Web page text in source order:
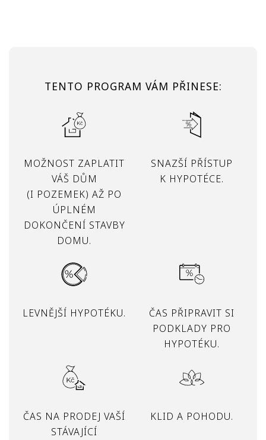
TENTO PROGRAM VÁM PŘINESE:
MOŽNOST ZAPLATIT
VÁŠ DŮM
(I POZEMEK) AŽ PO
ÚPLNÉM
DOKONČENÍ STAVBY
DOMU.
SNAZŠÍ PŘÍSTUP
K HYPOTÉCE.
LEVNĚJŠÍ HYPOTÉKU.
ČAS PŘIPRAVIT SI
PODKLADY PRO
HYPOTÉKU.
ČAS NA PRODEJ VAŠÍ
STÁVAJÍCÍ
KLID A POHODU.